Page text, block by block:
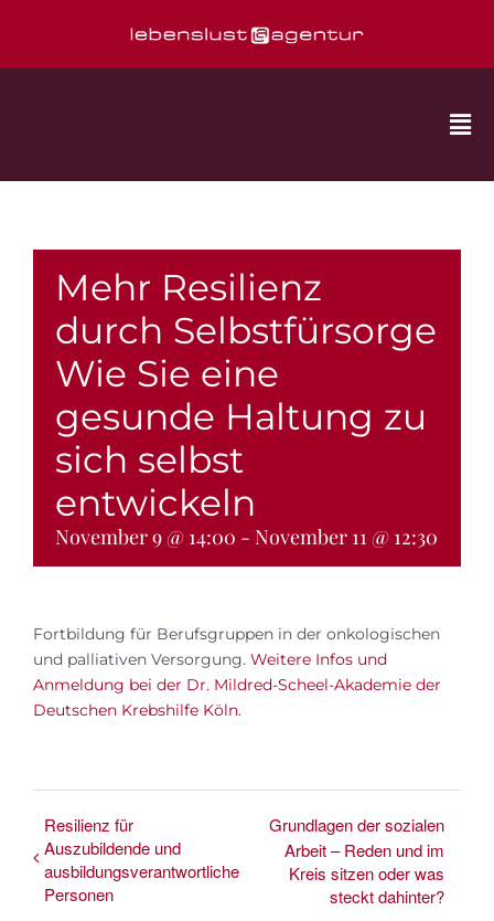
springen
Seminare & Workshops
Vorträge & Lesungen
Coaching
Bücher
Andrea Länger
Mehr Resilienz
durch Selbstfürsorge
Wie Sie eine
gesunde Haltung zu
sich selbst
entwickeln
November 9 @ 14:00 - November 11 @ 12:30
Fortbildung für Berufsgruppen in der onkologischen
und palliativen Versorgung. Weitere Infos und
Anmeldung bei der Dr. Mildred-Scheel-Akademie der
Deutschen Krebshilfe Köln.
Resilienz für
Auszubildende und
ausbildungsverantwortliche
Personen
Grundlagen der sozialen
Arbeit – Reden und im
Kreis sitzen oder was
steckt dahinter?